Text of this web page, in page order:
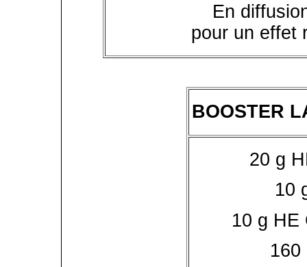
En
pour un effet
BOOSTER
20 g
10
10 g HE
160